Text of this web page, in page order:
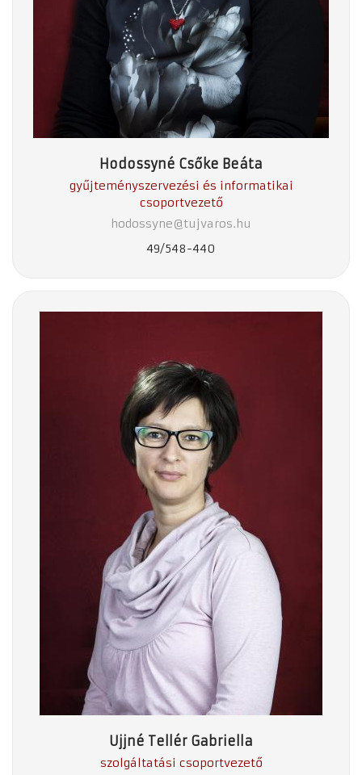
Hodossyné Csőke Beáta
gyűjteményszervezési és informatikai
csoportvezető
hodossyne@tujvaros.hu
49/548-440
Ujjné Tellér Gabriella
szolgáltatási csoportvezető